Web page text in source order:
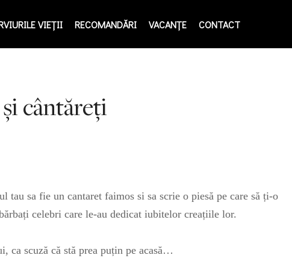
VIEŢII RECOMANDĂRI VACANȚE CONTACT
cântăreţi
tau sa fie un cantaret faimos si sa scrie o piesă pe care să ți-o
celebri care le-au dedicat iubitelor creațiile lor.
ca scuză că stă prea puțin pe acasă…